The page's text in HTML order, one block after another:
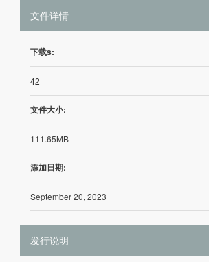
文件详情
下载s:
42
文件大小:
111.65MB
添加日期:
September 20, 2023
发行说明